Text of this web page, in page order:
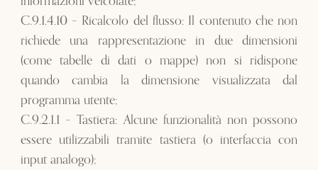
C.9.1.4.10 – Ricalcolo del flusso: Il contenuto che non
richiede una rappresentazione in due dimensioni
(come tabelle di dati o mappe) non si ridispone
quando cambia la dimensione visualizzata dal
programma utente;
C.9.2.1.1 – Tastiera: Alcune funzionalità non possono
essere utilizzabili tramite tastiera (o interfaccia con
input analogo);